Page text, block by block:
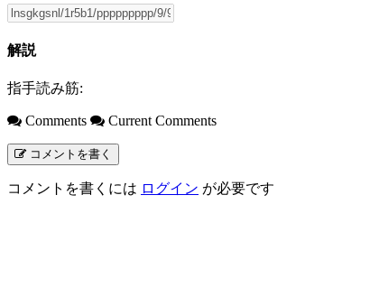
解説
指手読み筋:
Comments Current Comments
コメントを書く
コメントを書くには ログイン が必要です